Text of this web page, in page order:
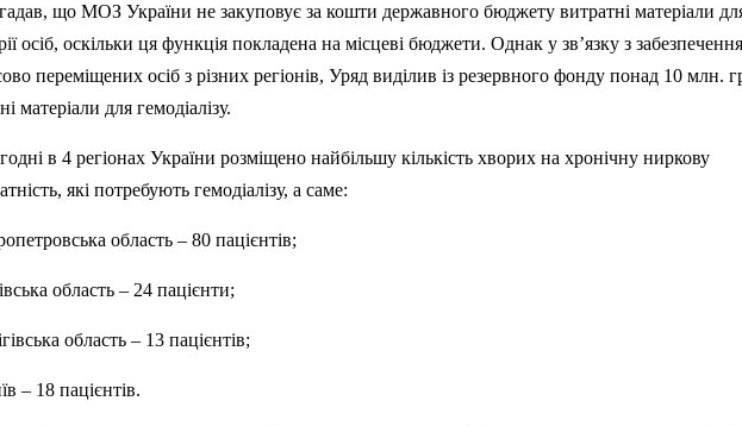
що МОЗ України не закуповує за кошти державного бюджету витратні матеріали для
осіб, оскільки ця функція покладена на місцеві бюджети. Однак у зв’язку з
переміщених осіб з різних регіонів, Уряд виділив із резервного фонду понад 10 млн.
матеріали для гемодіалізу.
в 4 регіонах України розміщено найбільшу кількість хворих на хронічну ниркову
які потребують гемодіалізу, а саме:
область – 80 пацієнтів;
область – 24 пацієнти;
область – 13 пацієнтів;
– 18 пацієнтів.